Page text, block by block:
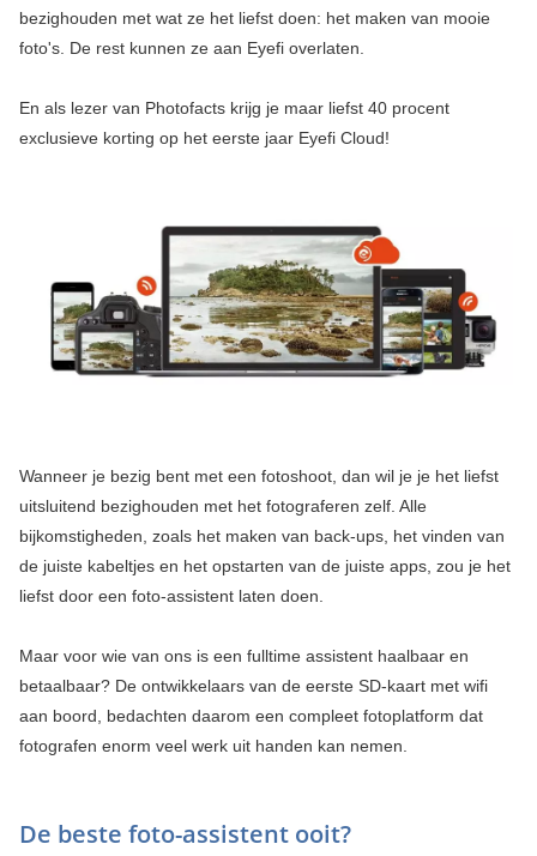
bezighouden met wat ze het liefst doen: het maken van mooie
foto's. De rest kunnen ze aan Eyefi overlaten.
En als lezer van Photofacts krijg je maar liefst 40 procent
exclusieve korting op het eerste jaar Eyefi Cloud!
Wanneer je bezig bent met een fotoshoot, dan wil je je het liefst
uitsluitend bezighouden met het fotograferen zelf. Alle
bijkomstigheden, zoals het maken van back-ups, het vinden van
de juiste kabeltjes en het opstarten van de juiste apps, zou je het
liefst door een foto-assistent laten doen.
Maar voor wie van ons is een fulltime assistent haalbaar en
betaalbaar? De ontwikkelaars van de eerste SD-kaart met wifi
aan boord, bedachten daarom een compleet fotoplatform dat
fotografen enorm veel werk uit handen kan nemen.
De beste foto-assistent ooit?